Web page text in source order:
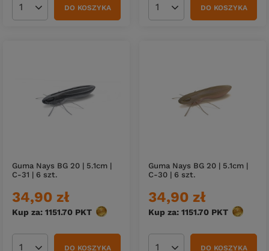
Ilość produktówDO KOSZYKA Ilość produktówDO KOSZYKA
Guma Nays BG 20 | 5.1cm |
C-31 | 6 szt.
34,90 zł
Kup za: 1151.70 PKT punktów
DO KOSZYKA
Guma Nays BG 20 | 5.1cm |
C-30 | 6 szt.
34,90 zł
Kup za: 1151.70 PKT punktów
DO KOSZYKA